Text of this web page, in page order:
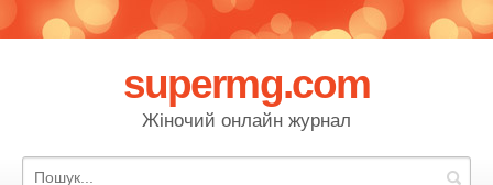
supermg.com
Жіночий онлайн журнал